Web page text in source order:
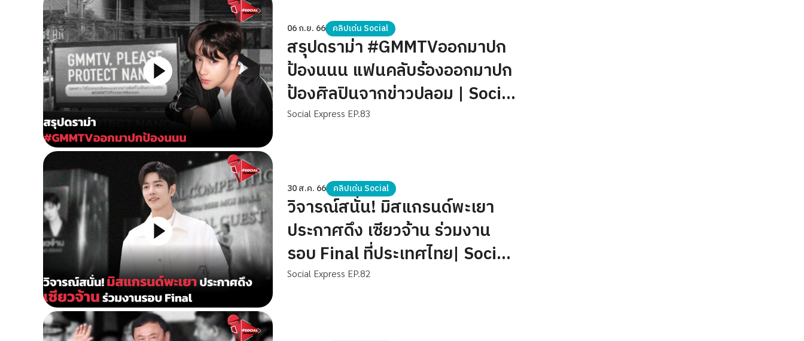
06 ก.ย. 66 คลิปเด่น Social
สรุปดราม่า #GMMTVออกมาปก
ป้องนนน แฟนคลับร้องออกมาปก
ป้องศิลปินจากข่าวปลอม | Social
Express EP.83
Social Express EP.83
30 ส.ค. 66 คลิปเด่น Social
วิจารณ์สนั่น! มิสแกรนด์พะเยา
ประกาศดึง เซียวจ้าน ร่วมงาน
รอบ Final ที่ประเทศไทย| Social
Express EP.82
Social Express EP.82